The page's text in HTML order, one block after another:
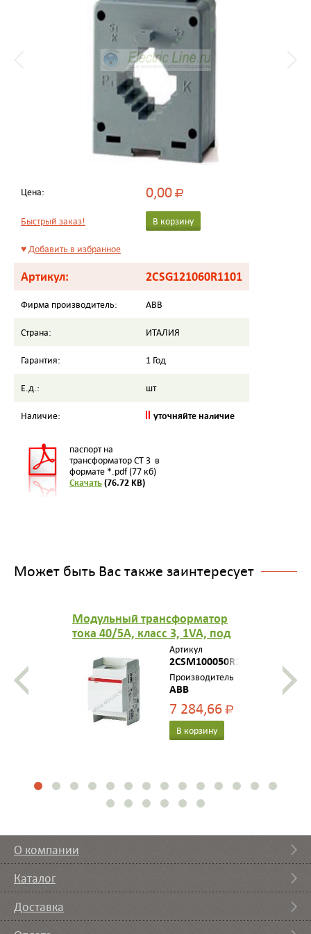
Цена: 0,00Р
Быстрый заказ! В корзину
♥Добавить в избранное
Артикул: 2CSG121060R1101
Фирма производитель: ABB
Страна: ИТАЛИЯ
Гарантия: 1 Год
Е.д.: шт
Наличие: уточняйте наличие
паспорт на
трансформатор CT 3 в
формате *.pdf (77 кб)
Скачать(76.72 KB)
Может быть Вас также заинтересует
Модульный трансформатор
тока 40/5A, класс 3, 1VA, под
кабель диа метра до 29мм
Артикул
2CSM100050R1111
Производитель
ABB
7 284,66Р
В корзину
О компании
Каталог
Доставка